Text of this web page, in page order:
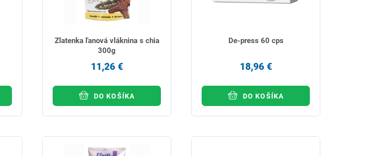
Zlatenka ľanová vláknina s chia
300g
11,26 €
DO KOŠÍKA
De-press 60 cps
18,96 €
DO KOŠÍKA